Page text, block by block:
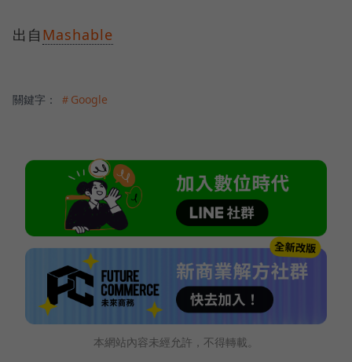
出自 Mashable
關鍵字： ＃Google
本網站內容未經允許，不得轉載。